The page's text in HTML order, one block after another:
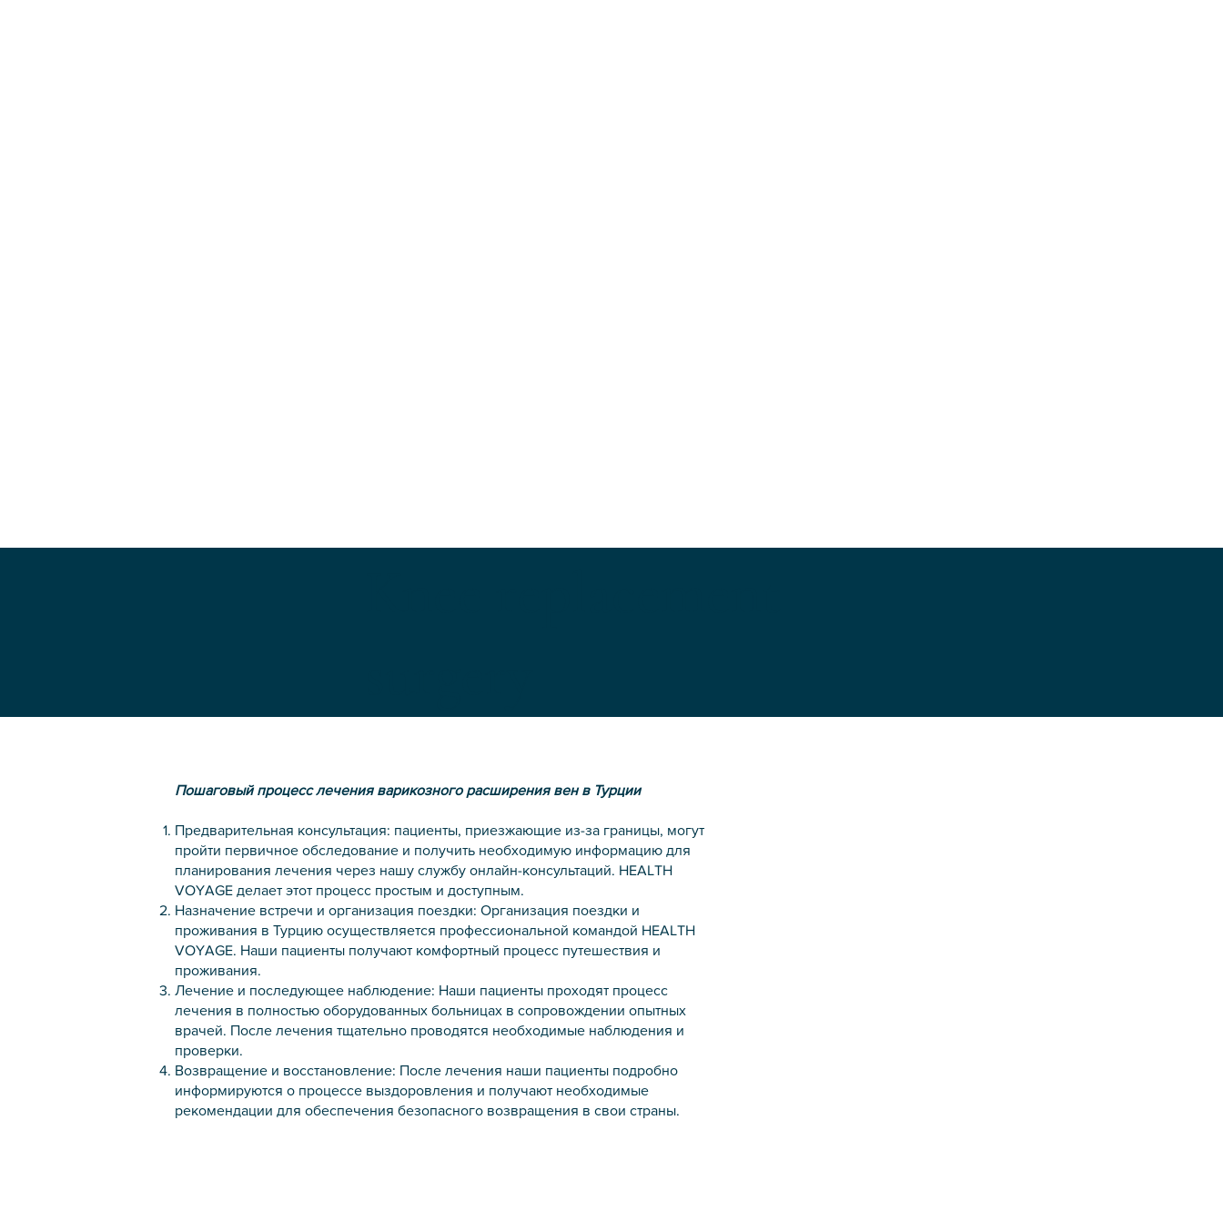
Пошаговый процесс лечения варикозного расширения вен в Турции
Предварительная консультация: пациенты, приезжающие из-за границы, могут
пройти первичное обследование и получить необходимую информацию для
планирования лечения через нашу службу онлайн-консультаций. HEALTH
VOYAGE делает этот процесс простым и доступным.
Назначение встречи и организация поездки: Организация поездки и
проживания в Турцию осуществляется профессиональной командой HEALTH
VOYAGE. Наши пациенты получают комфортный процесс путешествия и
проживания.
Лечение и последующее наблюдение: Наши пациенты проходят процесс
лечения в полностью оборудованных больницах в сопровождении опытных
врачей. После лечения тщательно проводятся необходимые наблюдения и
проверки.
Возвращение и восстановление: После лечения наши пациенты подробно
информируются о процессе выздоровления и получают необходимые
рекомендации для обеспечения безопасного возвращения в свои страны.